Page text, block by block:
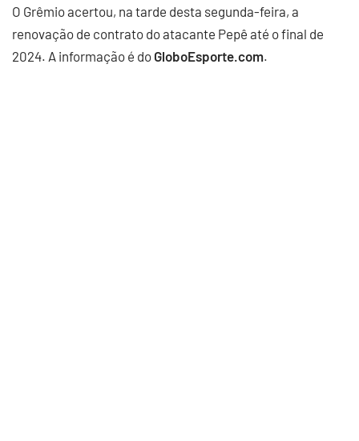
O Grêmio acertou, na tarde desta segunda-feira, a
renovação de contrato do atacante Pepê até o final de
2024. A informação é do GloboEsporte.com.